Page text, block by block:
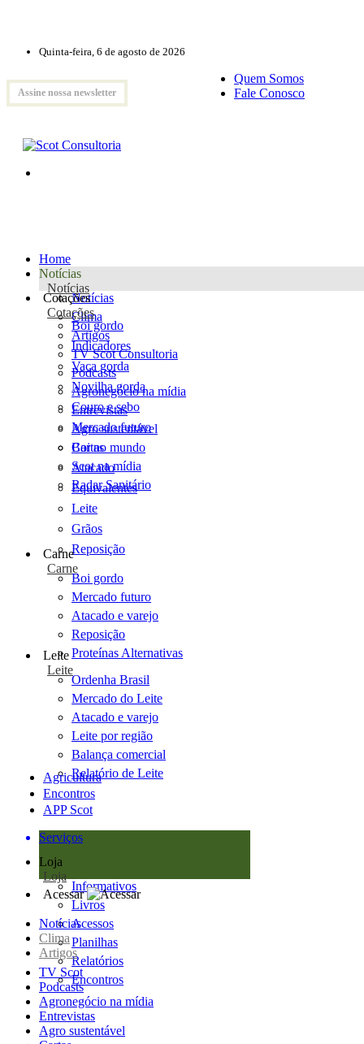
Quinta-feira, 6 de agosto de 2026
Assine nossa newsletter
Quem Somos
Fale Conosco
Home
Notícias
Notícias
Notícias
Clima
Artigos
TV Scot Consultoria
Podcasts
Agronegócio na mídia
Entrevistas
Agro sustentável
Cartas
Scot na mídia
Radar Sanitário
Cotações
Cotações
Boi gordo
Indicadores
Vaca gorda
Novilha gorda
Couro e sebo
Mercado futuro
Boi no mundo
Atacado
Equivalentes
Leite
Grãos
Reposição
Carne
Carne
Boi gordo
Mercado futuro
Atacado e varejo
Reposição
Proteínas Alternativas
Leite
Leite
Ordenha Brasil
Mercado do Leite
Atacado e varejo
Leite por região
Balança comercial
Relatório de Leite
Agricultura
Encontros
APP Scot
Serviços
Loja
Loja
Informativos
Livros
Acessos
Planilhas
Relatórios
Encontros
Acessar
Notícias
Clima
Artigos
TV Scot
Podcasts
Agronegócio na mídia
Entrevistas
Agro sustentável